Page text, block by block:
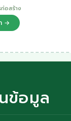
ก่อสร้าง
→
ข้อมูล